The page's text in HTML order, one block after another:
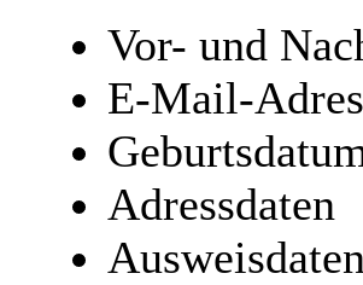
Vor- und
E-Mail-
Adressdaten